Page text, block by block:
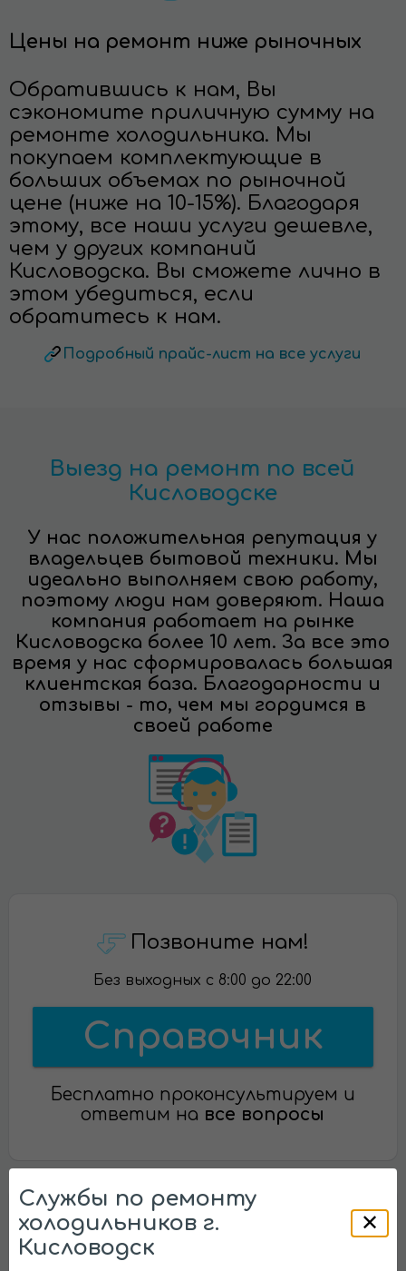
Цены на ремонт ниже рыночных
Обратившись к нам, Вы
сэкономите приличную сумму на
ремонте холодильника. Мы
покупаем комплектующие в
больших объемах по рыночной
цене (ниже на 10-15%). Благодаря
этому, все наши услуги дешевле,
чем у других компаний
Кисловодска. Вы сможете лично в
этом убедиться, если
обратитесь к нам.
Подробный прайс-лист на все услуги
Выезд на ремонт по всей
Кисловодске
У нас положительная репутация у
владельцев бытовой техники. Мы
идеально выполняем свою работу,
поэтому люди нам доверяют. Наша
компания работает на рынке
Кисловодска более 10 лет. За все это
время у нас сформировалась большая
клиентская база. Благодарности и
отзывы - то, чем мы гордимся в
своей работе
Позвоните нам!
Без выходных с 8:00 до 22:00
Справочник
Бесплатно проконсультируем и
ответим на все вопросы
Ищем партнеров в
Кисловодске
Службы по ремонту
холодильников г.
Кисловодск